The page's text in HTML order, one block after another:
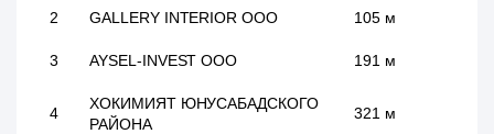
2 GALLERY INTERIOR ООО 105 м
3 AYSEL-INVEST ООО 191 м
4
ХОКИМИЯТ ЮНУСАБАДСКОГО
РАЙОНА
321 м